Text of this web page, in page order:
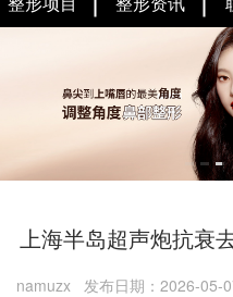
整形项目 整形资讯
上海半岛超声炮抗衰
namuzx 发布日期：2026-05-